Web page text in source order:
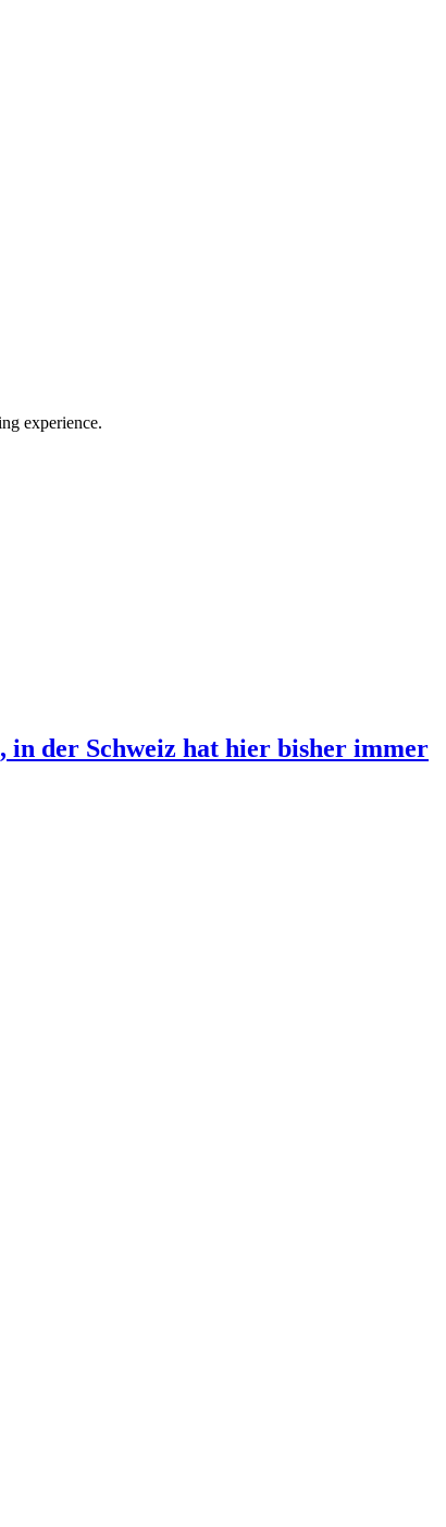
experience.
der Schweiz hat hier bisher immer